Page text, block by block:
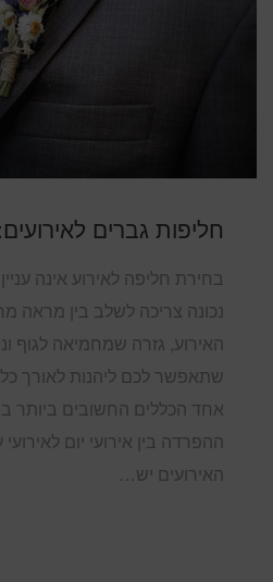
חליפות גברים
בחירת חליפה לאירוע אינה
נכונה צריכה לשלב בין מראה
האירוע, גזרה שמחמיאה לגוף
שתאפשר לכם ליהנות לאורך
אחד הכללים החשובים ביותר
ההפרדה בין אירועי יום
האירועים יש…